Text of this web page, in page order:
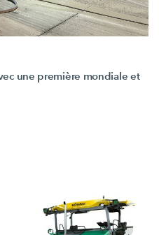
une première mondiale et